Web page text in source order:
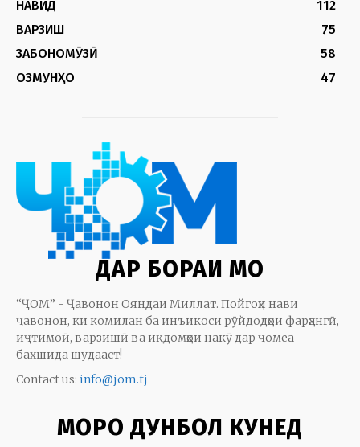
НАВИД
112
ВАРЗИШ
75
ЗАБОНОМӮЗӢ
58
ОЗМУНҲО
47
ДАР БОРАИ МО
“ҶОМ” - Ҷавонон Ояндаи Миллат. Пойгоҳи нави
ҷавонон, ки комилан ба инъикоси рӯйдодҳои фарҳангӣ,
иҷтимоӣ, варзишӣ ва иқдомҳои накӯ дар ҷомеа
бахшида шудааст!
Contact us: info@jom.tj
МОРО ДУНБОЛ КУНЕД